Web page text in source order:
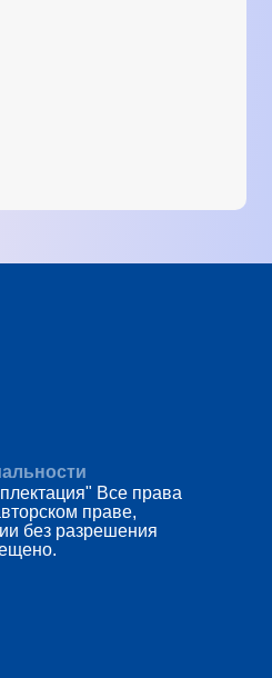
Все права
праве,
без разрешения